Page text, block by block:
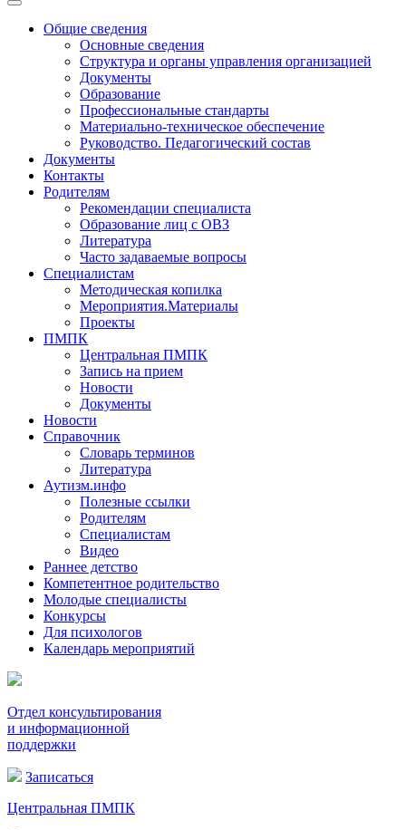
Toggle
navigationОбщие сведения
Основные сведения
Структура и органы управления организацией
Документы
Образование
Профессиональные стандарты
Материально-техническое обеспечение
Руководство. Педагогический состав
Документы
Контакты
Родителям
Рекомендации специалиста
Образование лиц с ОВЗ
Литература
Часто задаваемые вопросы
Специалистам
Методическая копилка
Мероприятия.Материалы
Проекты
ПМПК
Центральная ПМПК
Запись на прием
Новости
Документы
Новости
Справочник
Словарь терминов
Литература
Аутизм.инфо
Полезные ссылки
Родителям
Специалистам
Видео
Раннее детство
Компетентное родительство
Молодые специалисты
Конкурсы
Для психологов
Календарь мероприятий
Отдел консультирования
и информационной
поддержки
Записаться
Центральная ПМПК